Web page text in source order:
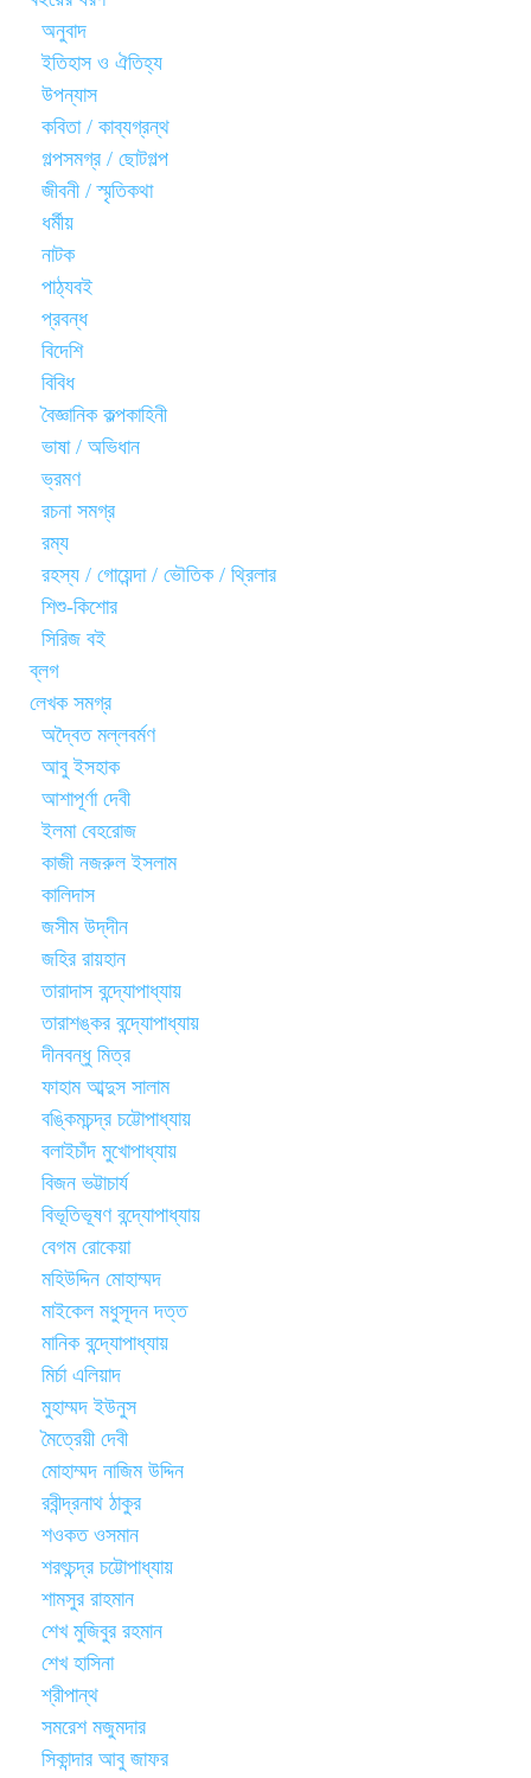
অনুবাদ
ইতিহাস ও ঐতিহ্য
উপন্যাস
কবিতা / কাব্যগ্রন্থ
গল্পসমগ্র / ছোটগল্প
জীবনী / স্মৃতিকথা
ধর্মীয়
নাটক
পাঠ্যবই
প্রবন্ধ
বিদেশি
বিবিধ
বৈজ্ঞানিক কল্পকাহিনী
ভাষা / অভিধান
ভ্রমণ
রচনা সমগ্র
রম্য
রহস্য / গোয়েন্দা / ভৌতিক / থ্রিলার
শিশু-কিশোর
সিরিজ বই
ব্লগ
লেখক সমগ্র
অদ্বৈত মল্লবর্মণ
আবু ইসহাক
আশাপূর্ণা দেবী
ইলমা বেহরোজ
কাজী নজরুল ইসলাম
কালিদাস
জসীম উদ্‌দীন
জহির রায়হান
তারাদাস বন্দ্যোপাধ্যায়
তারাশঙ্কর বন্দ্যোপাধ্যায়
দীনবন্ধু মিত্র
ফাহাম আব্দুস সালাম
বঙ্কিমচন্দ্র চট্টোপাধ্যায়
বলাইচাঁদ মুখোপাধ্যায়
বিজন ভট্টাচার্য
বিভূতিভূষণ বন্দ্যোপাধ্যায়
বেগম রোকেয়া
মহিউদ্দিন মোহাম্মদ
মাইকেল মধুসূদন দত্ত
মানিক বন্দ্যোপাধ্যায়
মির্চা এলিয়াদ
মুহাম্মদ ইউনুস
মৈত্রেয়ী দেবী
মোহাম্মদ নাজিম উদ্দিন
রবীন্দ্রনাথ ঠাকুর
শওকত ওসমান
শরৎচন্দ্র চট্টোপাধ্যায়
শামসুর রাহমান
শেখ মুজিবুর রহমান
শেখ হাসিনা
শ্রীপান্থ
সমরেশ মজুমদার
সিকান্দার আবু জাফর